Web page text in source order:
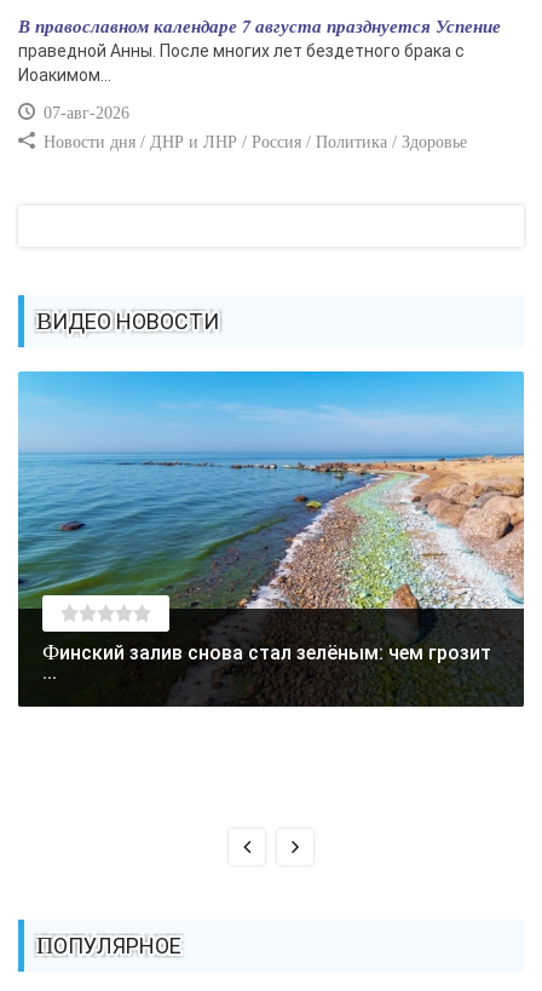
В православном календаре 7 августа празднуется Успение
праведной Анны. После многих лет бездетного брака с
Иоакимом...
07-авг-2026
Новости дня / ДНР и ЛНР / Россия / Политика / Здоровье
ВИДЕО НОВОСТИ
Финский залив снова стал зелёным: чем грозит
...
ПОПУЛЯРНОЕ